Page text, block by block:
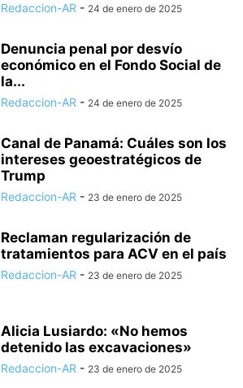
Redaccion-AR - 24 de enero de 2025
Denuncia penal por desvío
económico en el Fondo Social de
la...
Redaccion-AR - 24 de enero de 2025
Canal de Panamá: Cuáles son los
intereses geoestratégicos de
Trump
Redaccion-AR - 23 de enero de 2025
Reclaman regularización de
tratamientos para ACV en el país
Redaccion-AR - 23 de enero de 2025
Alicia Lusiardo: «No hemos
detenido las excavaciones»
Redaccion-AR - 23 de enero de 2025